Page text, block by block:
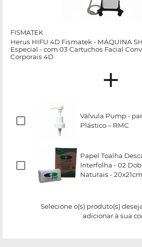
FISMATEK
Herus HIFU 4D Fismatek - MÁQUINA
Especial - com 03 Cartuchos Facial
Corporais 4D
Válvula Pump -
Plástico – RMC
Papel Toalha
Interfolha - 02
Naturais -
Selecione o(s) produto(s)
adicionar à sua